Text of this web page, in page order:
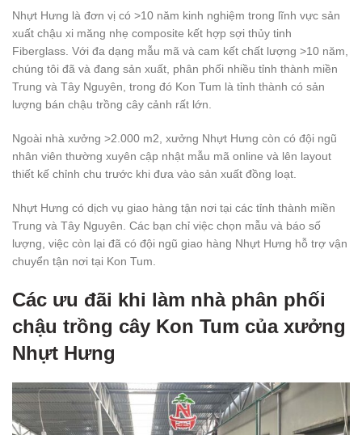
Nhựt Hưng là đơn vị có >10 năm kinh nghiệm trong lĩnh vực sản
xuất chậu xi măng nhẹ composite kết hợp sợi thủy tinh
Fiberglass. Với đa dạng mẫu mã và cam kết chất lượng >10 năm,
chúng tôi đã và đang sản xuất, phân phối nhiều tỉnh thành miền
Trung và Tây Nguyên, trong đó Kon Tum là tỉnh thành có sản
lượng bán chậu trồng cây cảnh rất lớn.
Ngoài nhà xưởng >2.000 m2, xưởng Nhựt Hưng còn có đội ngũ
nhân viên thường xuyên cập nhật mẫu mã online và lên layout
thiết kế chỉnh chu trước khi đưa vào sản xuất đồng loạt.
Nhựt Hưng có dịch vụ giao hàng tận nơi tại các tỉnh thành miền
Trung và Tây Nguyên. Các bạn chỉ việc chọn mẫu và báo số
lượng, việc còn lại đã có đội ngũ giao hàng Nhựt Hưng hỗ trợ vận
chuyển tận nơi tại Kon Tum.
Các ưu đãi khi làm nhà phân phối
chậu trồng cây Kon Tum của xưởng
Nhựt Hưng